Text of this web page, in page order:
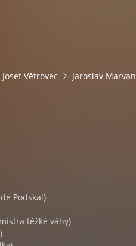
Josef Větrovec
Jaroslav Marvan
Podskal)
těžké váhy)